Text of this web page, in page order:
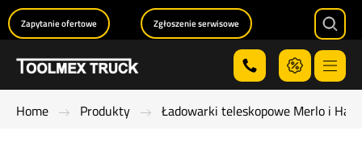
Menu
Zapytanie ofertowe Zgłoszenie serwisowe
Home Produkty Ładowarki teleskopowe Merlo i